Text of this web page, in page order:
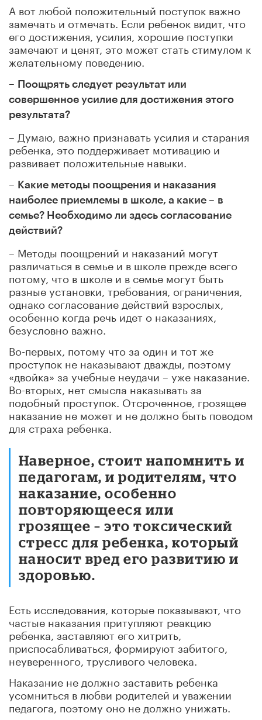
А вот любой положительный поступок важно
замечать и отмечать. Если ребенок видит, что
его достижения, усилия, хорошие поступки
замечают и ценят, это может стать стимулом к
желательному поведению.
– Поощрять следует результат или
совершенное усилие для достижения этого
результата?
– Думаю, важно признавать усилия и старания
ребенка, это поддерживает мотивацию и
развивает положительные навыки.
– Какие методы поощрения и наказания
наиболее приемлемы в школе, а какие – в
семье? Необходимо ли здесь согласование
действий?
– Методы поощрений и наказаний могут
различаться в семье и в школе прежде всего
потому, что в школе и в семье могут быть
разные установки, требования, ограничения,
однако согласование действий взрослых,
особенно когда речь идет о наказаниях,
безусловно важно.
Во-первых, потому что за один и тот же
проступок не наказывают дважды, поэтому
«двойка» за учебные неудачи – уже наказание.
Во-вторых, нет смысла наказывать за
подобный проступок. Отсроченное, грозящее
наказание не может и не должно быть поводом
для страха ребенка.
Наверное, стоит напомнить и
педагогам, и родителям, что
наказание, особенно
повторяющееся или
грозящее – это токсический
стресс для ребенка, который
наносит вред его развитию и
здоровью.
Есть исследования, которые показывают, что
частые наказания притупляют реакцию
ребенка, заставляют его хитрить,
приспосабливаться, формируют забитого,
неуверенного, трусливого человека.
Наказание не должно заставить ребенка
усомниться в любви родителей и уважении
педагога, поэтому оно не должно унижать.